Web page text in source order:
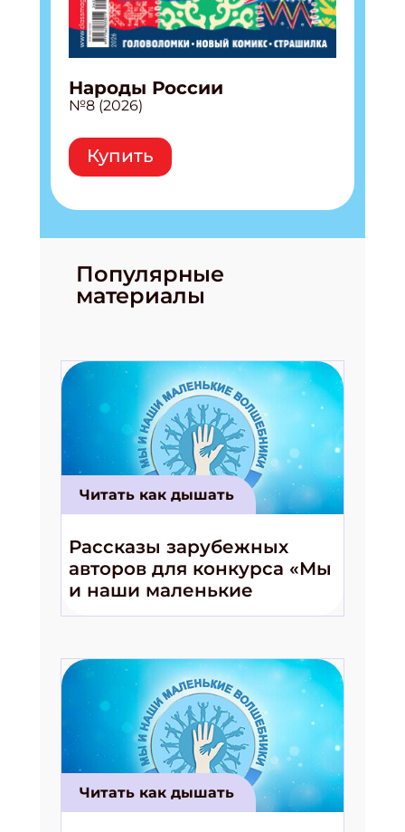
Народы России
№8 (2026)
Купить
Популярные
материалы
Читать как дышать
Рассказы зарубежных
авторов для конкурса «Мы
и наши маленькие
волшебники!»
Читать как дышать